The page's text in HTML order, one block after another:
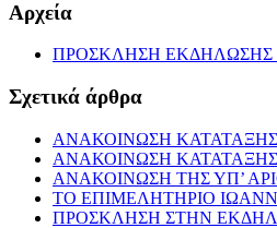
Αρχεία
ΠΡΟΣΚΛΗΣΗ ΕΚΔΗΛΩΣΗΣ
Σχετικά άρθρα
ΑΝΑΚΟΙΝΩΣΗ
ΑΝΑΚΟΙΝΩΣΗ
ΑΝΑΚΟΙΝΩΣΗ ΤΗΣ ΥΠ’
ΤΟ ΕΠΙΜΕΛΗΤΗΡΙΟ
ΠΡΟΣΚΛΗΣΗ ΣΤΗΝ